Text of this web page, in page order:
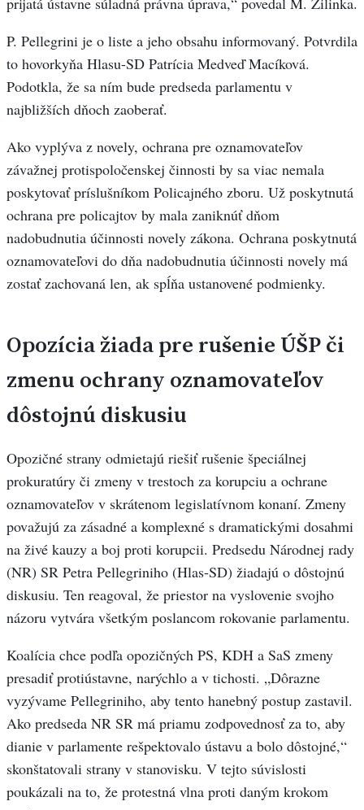
P. Pellegrini je o liste a jeho obsahu informovaný. Potvrdila
to hovorkyňa Hlasu-SD Patrícia Medveď Macíková.
Podotkla, že sa ním bude predseda parlamentu v
najbližších dňoch zaoberať.
Ako vyplýva z novely, ochrana pre oznamovateľov
závažnej protispoločenskej činnosti by sa viac nemala
poskytovať príslušníkom Policajného zboru. Už poskytnutá
ochrana pre policajtov by mala zaniknúť dňom
nadobudnutia účinnosti novely zákona. Ochrana poskytnutá
oznamovateľovi do dňa nadobudnutia účinnosti novely má
zostať zachovaná len, ak spĺňa ustanovené podmienky.
Opozícia žiada pre rušenie ÚŠP či
zmenu ochrany oznamovateľov
dôstojnú diskusiu
Opozičné strany odmietajú riešiť rušenie špeciálnej
prokuratúry či zmeny v trestoch za korupciu a ochrane
oznamovateľov v skrátenom legislatívnom konaní. Zmeny
považujú za zásadné a komplexné s dramatickými dosahmi
na živé kauzy a boj proti korupcii. Predsedu Národnej rady
(NR) SR Petra Pellegriniho (Hlas-SD) žiadajú o dôstojnú
diskusiu. Ten reagoval, že priestor na vyslovenie svojho
názoru vytvára všetkým poslancom rokovanie parlamentu.
Koalícia chce podľa opozičných PS, KDH a SaS zmeny
presadiť protiústavne, narýchlo a v tichosti. „Dôrazne
vyzývame Pellegriniho, aby tento hanebný postup zastavil.
Ako predseda NR SR má priamu zodpovednosť za to, aby
dianie v parlamente rešpektovalo ústavu a bolo dôstojné,“
skonštatovali strany v stanovisku. V tejto súvislosti
poukázali na to, že protestná vlna proti daným krokom